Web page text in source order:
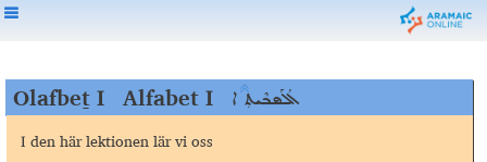
Olafbeṯ I Alfabet I ܐܳܠܰܦܒܶܝܬ̣ ܐ
I den här lektionen lär vi oss